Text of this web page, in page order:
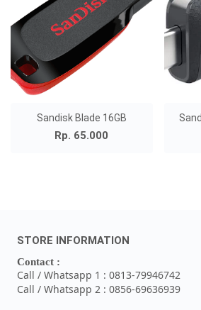
Sandisk Blade 16GB
Rp. 65.000
STORE INFORMATION
Contact :
Call / Whatsapp 1 : 0813-79946742
Call / Whatsapp 2 : 0856-69636939